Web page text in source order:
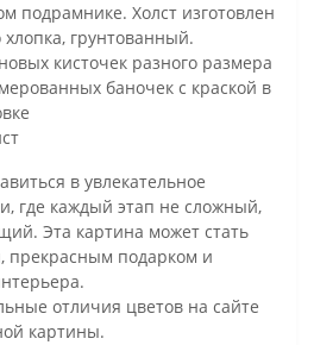
подрамнике. Холст изготовлен
хлопка, грунтованный.
кисточек разного размера
баночек с краской в
в увлекательное
где каждый этап не сложный,
Эта картина может стать
прекрасным подарком и
отличия цветов на сайте
картины.